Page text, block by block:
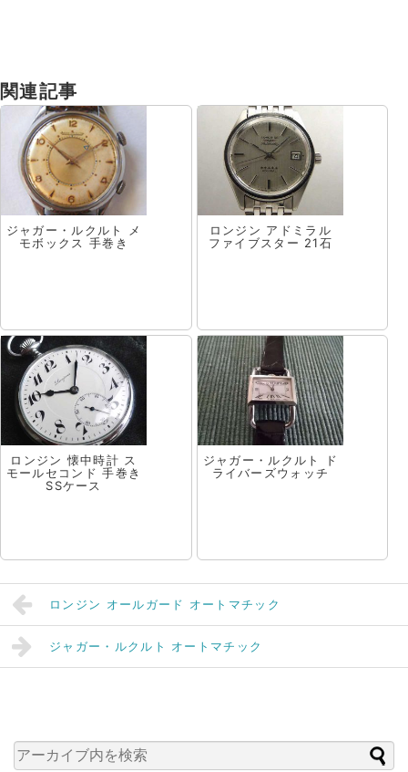
関連記事
ジャガー・ルクルト メ
モボックス 手巻き
ロンジン アドミラル
ファイブスター 21石
ロンジン 懐中時計 ス
モールセコンド 手巻き
SSケース
ジャガー・ルクルト ド
ライバーズウォッチ
ロンジン オールガード オートマチック
ジャガー・ルクルト オートマチック